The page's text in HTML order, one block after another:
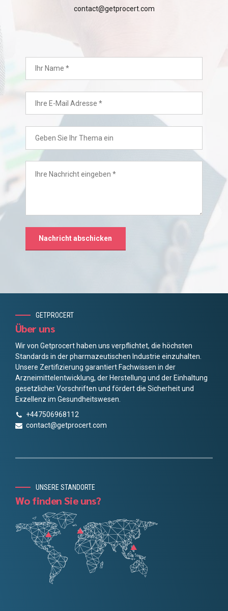
contact@getprocert.com
GETPROCERT
Über uns
Wir von Getprocert haben uns verpflichtet, die höchsten
Standards in der pharmazeutischen Industrie einzuhalten.
Unsere Zertifizierung garantiert Fachwissen in der
Arzneimittelentwicklung, der Herstellung und der Einhaltung
gesetzlicher Vorschriften und fördert die Sicherheit und
Exzellenz im Gesundheitswesen.
+447506968112
contact@getprocert.com
UNSERE STANDORTE
Wo finden Sie uns?